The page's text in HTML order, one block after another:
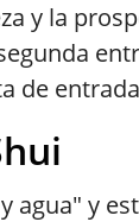
y la
de
agua" y